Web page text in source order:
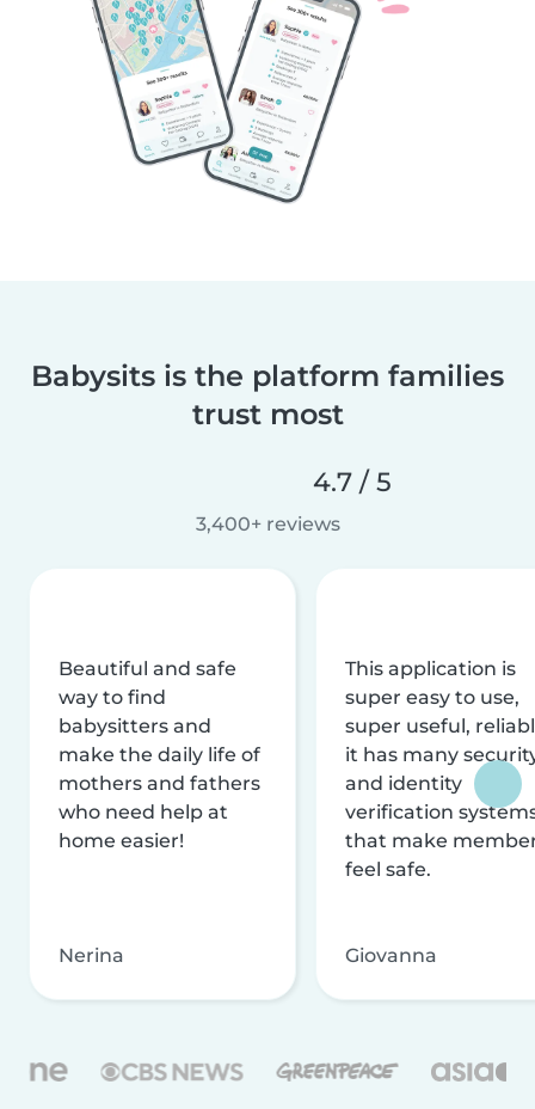
Babysits is the platform families
trust most
4.7 / 5
3,400+ reviews
Beautiful and safe
way to find
babysitters and
make the daily life of
mothers and fathers
who need help at
home easier!
Nerina
This application is
super easy to use,
super useful,
it has many
and identity
verification
that make
feel safe.
Giovanna